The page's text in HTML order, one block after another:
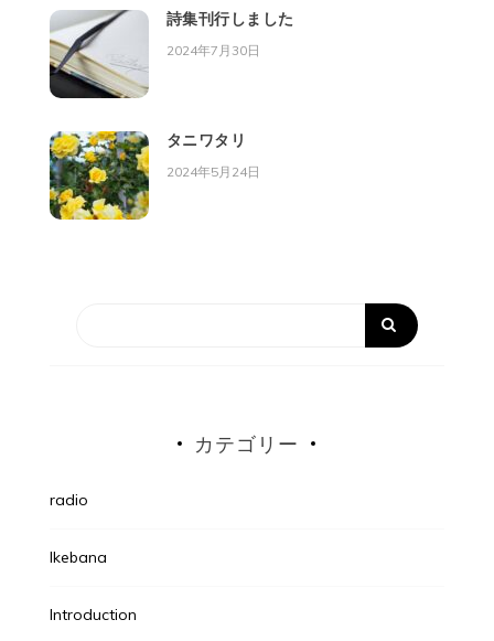
詩集刊行しました
2024年7月30日
タニワタリ
2024年5月24日
カテゴリー
radio
Ikebana
Introduction